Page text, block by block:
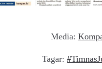
Media:
Tagar: